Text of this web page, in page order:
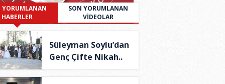
YORUMLANAN
HABERLER
SON YORUMLANAN
VİDEOLAR
Süleyman Soylu’dan
Genç Çifte Nikah..